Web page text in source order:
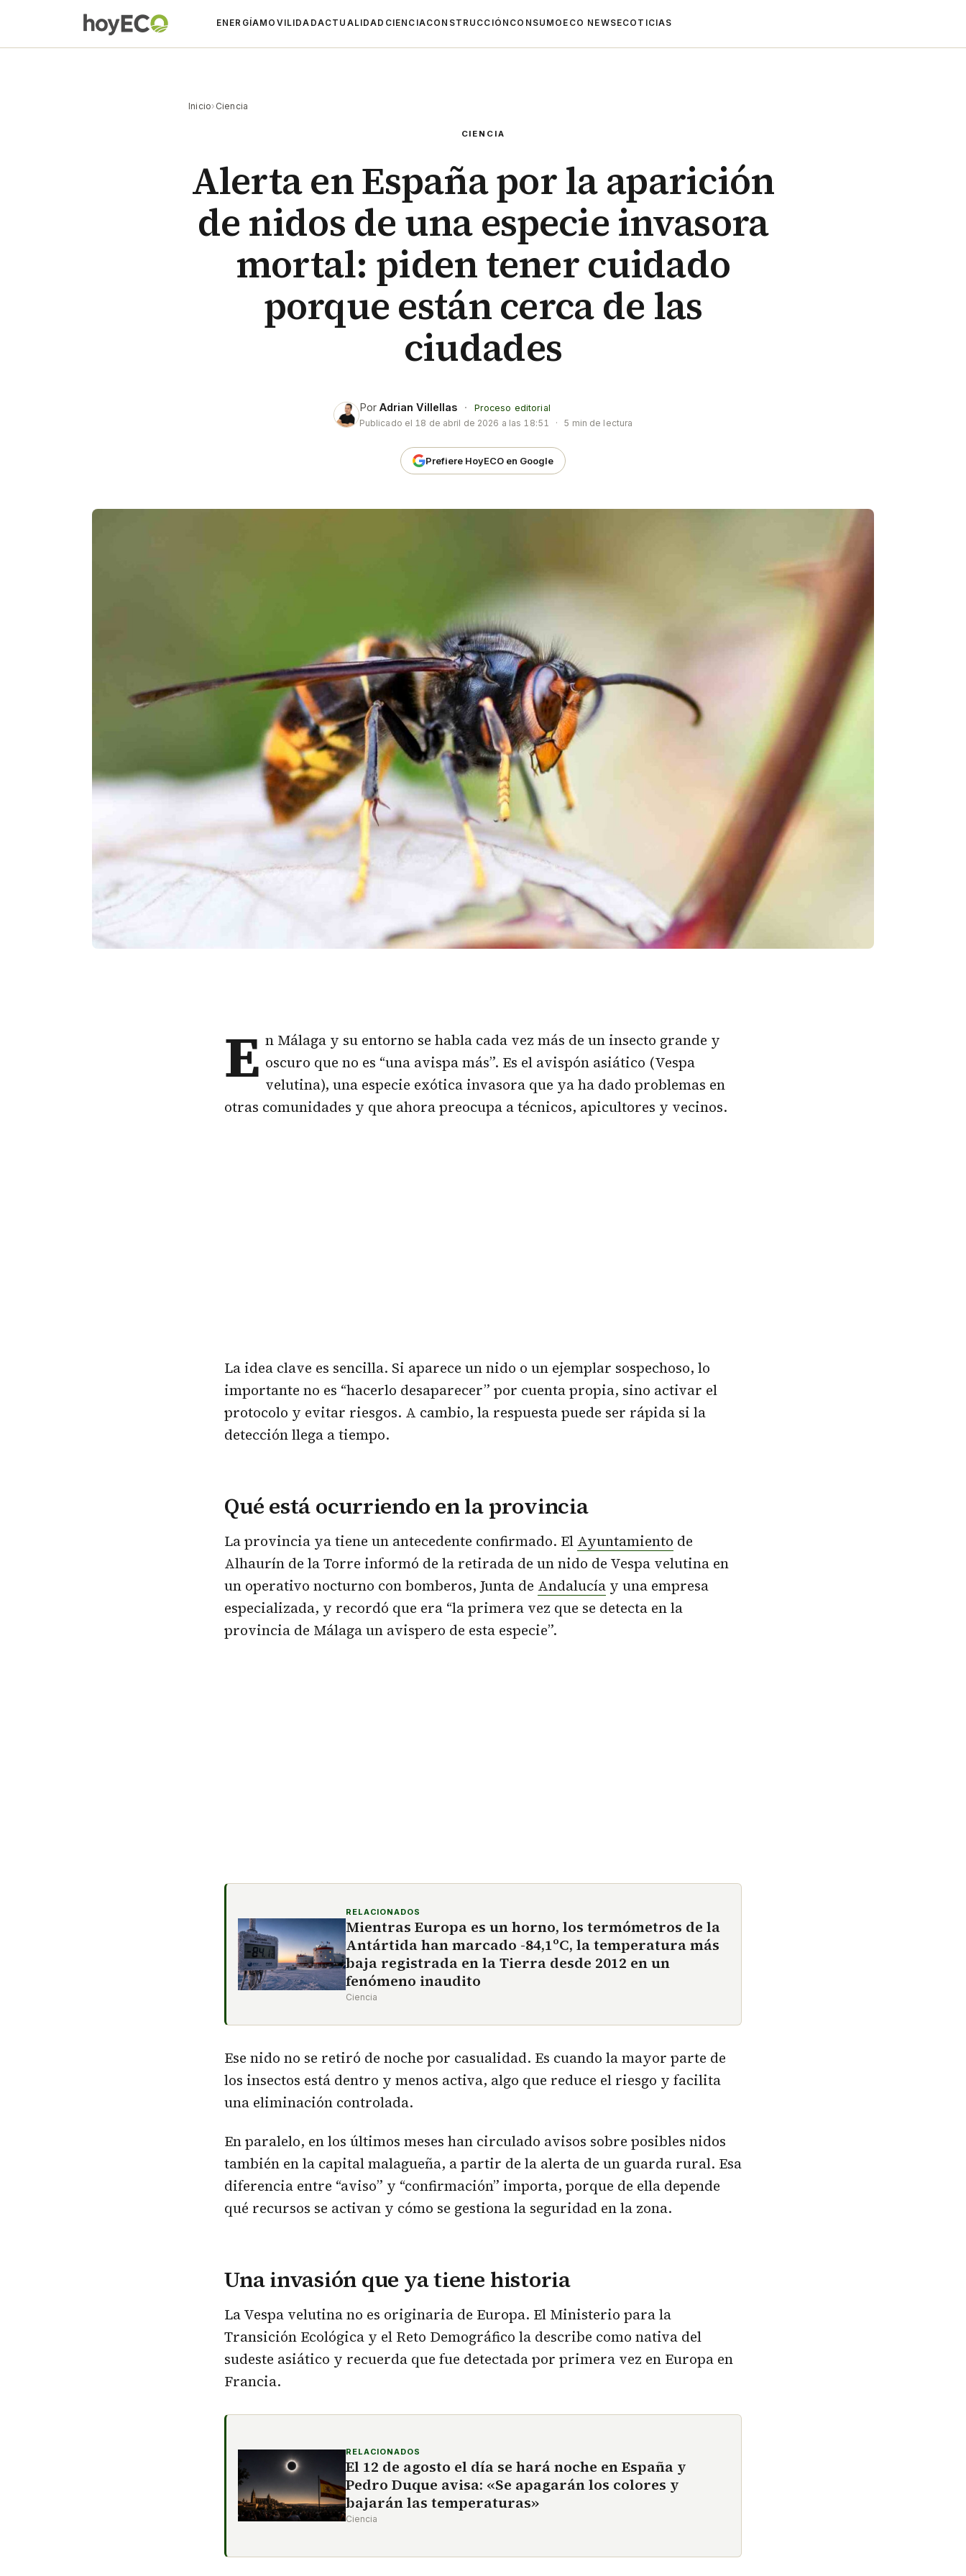
ENERGÍA MOVILIDADACTUALIDAD CIENCIACONSTRUCCIÓN CONSUMO ECO NEWS ECOTICIAS
Inicio› Ciencia
CIENCIA
Alerta en España por la aparición
de nidos de una especie invasora
mortal: piden tener cuidado
porque están cerca de las
ciudades
Por Adrian Villellas ·
Proceso editorial
Publicado el 18 de abril de 2026 a las 18:51 · 5 min de lectura
Prefiere HoyECO en Google
E n Málaga y su entorno se habla cada vez más de un insecto grande y
oscuro que no es “una avispa más”. Es el avispón asiático (Vespa
velutina), una especie exótica invasora que ya ha dado problemas en
otras comunidades y que ahora preocupa a técnicos, apicultores y vecinos.
La idea clave es sencilla. Si aparece un nido o un ejemplar sospechoso, lo
importante no es “hacerlo desaparecer” por cuenta propia, sino activar el
protocolo y evitar riesgos. A cambio, la respuesta puede ser rápida si la
detección llega a tiempo.
Qué está ocurriendo en la provincia
La provincia ya tiene un antecedente confirmado. El Ayuntamiento de
Alhaurín de la Torre informó de la retirada de un nido de Vespa velutina en
un operativo nocturno con bomberos, Junta de Andalucía y una empresa
especializada, y recordó que era “la primera vez que se detecta en la
provincia de Málaga un avispero de esta especie”.
RELACIONADOS
Mientras Europa es un horno, los termómetros de la
Antártida han marcado -84,1ºC, la temperatura más
baja registrada en la Tierra desde 2012 en un
fenómeno inaudito
Ciencia
Ese nido no se retiró de noche por casualidad. Es cuando la mayor parte de
los insectos está dentro y menos activa, algo que reduce el riesgo y facilita
una eliminación controlada.
En paralelo, en los últimos meses han circulado avisos sobre posibles nidos
también en la capital malagueña, a partir de la alerta de un guarda rural. Esa
diferencia entre “aviso” y “confirmación” importa, porque de ella depende
qué recursos se activan y cómo se gestiona la seguridad en la zona.
Una invasión que ya tiene historia
La Vespa velutina no es originaria de Europa. El Ministerio para la
Transición Ecológica y el Reto Demográfico la describe como nativa del
sudeste asiático y recuerda que fue detectada por primera vez en Europa en
Francia.
RELACIONADOS
El 12 de agosto el día se hará noche en España y
Pedro Duque avisa: «Se apagarán los colores y
bajarán las temperaturas»
Ciencia